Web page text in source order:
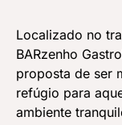
Localizado no
BARzenho
proposta de ser
refúgio para
ambiente